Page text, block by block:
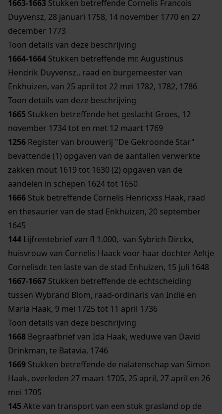
1663-1663 Stukken betreffende Cornelis Francois
Duyvensz, 28 januari 1758, 14 november 1770 en 27
december 1773
Toon details van deze beschrijving
1664-1664 Stukken betreffende mr. Augustinus
Hendrik Duyvensz., raad en burgemeester van
Enkhuizen, van 25 april tot 22 mei 1782, 1782, 1786
Toon details van deze beschrijving
1665 Stukken betreffende het geslacht Groes, 12
november 1734 tot en met 12 maart 1769
1256 Register van brouwerij "De Gekroonde Star"
bevattende (1) opgaven van de aantallen verwerkte
zakken mout 1619 tot 1630 (2) opgaven van de
aandelen in schepen 1624 tot 1650
1666 Stuk betreffende Cornelis Henricxss Haak, raad
en thesaurier van de stad Enkhuizen, 20 september
1645
144 Lijfrentebrief van fl 1.000,- van Sybrich Dirckx,
huisvrouw van Cornelis Haack voor haar dochter Aeltje
Cornelisdr. ten laste van de stad Enhuizen, 15 juli 1648
1667-1667 Stukken betreffende de echtscheiding
tussen Wybrand Blom, raad-ordinaris van Indië en
Maria Haak, 9 mei 1725 tot 11 april 1736
Toon details van deze beschrijving
1668 Begraafbrief van Ida Haak, weduwe van David
Drinkman, te Batavia, 1746
1669 Stukken betreffende de nalatenschap van Simon
Haak, overleden 27 maart 1705, 25 april, 27 april en 26
mei 1705
145Akte van transport van een stuk grasland op de